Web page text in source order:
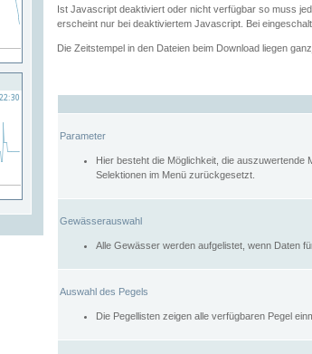
Ist Javascript deaktiviert oder nicht verfügbar so muss
erscheint nur bei deaktiviertem Javascript. Bei
Die Zeitstempel in den Dateien beim Download liegen
Parameter
Hier besteht die Möglichkeit, die
Selektionen im Menü zurückgesetzt.
Gewässerauswahl
Alle Gewässer werden aufgelistet, wenn Daten
Auswahl des Pegels
Die Pegellisten zeigen alle verfügbaren Pegel